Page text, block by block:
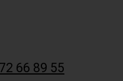
66 89 55